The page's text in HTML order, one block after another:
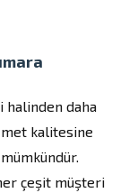
halinden daha
kalitesine
çeşit müşteri